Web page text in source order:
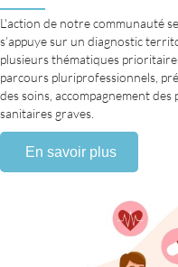
L'action de notre communauté
s’appuye sur un diagnostic
plusieurs thématiques
parcours pluriprofessionnels,
des soins, accompagnement
sanitaires graves.
En savoir plus